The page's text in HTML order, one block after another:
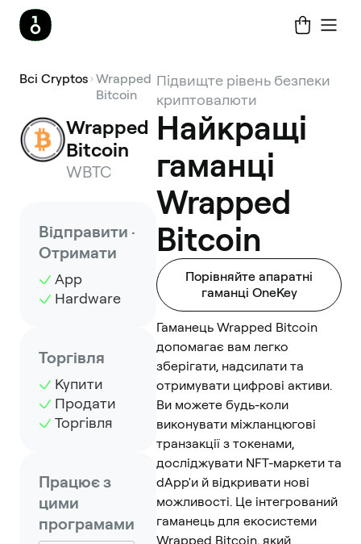
Всі Cryptos Wrapped
Bitcoin
Wrapped
Bitcoin
WBTC
Відправити ·
Отримати
App
Hardware
Торгівля
Купити
Продати
Торгівля
Працює з
цими
програмами
Підвищте рівень безпеки
криптовалюти
Найкращі
гаманці
Wrapped
Bitcoin
Порівняйте апаратні
гаманці OneKey
Гаманець Wrapped Bitcoin
допомагає вам легко
зберігати, надсилати та
отримувати цифрові активи.
Ви можете будь-коли
виконувати міжланцюгові
транзакції з токенами,
досліджувати NFT-маркети та
dApp'и й відкривати нові
можливості. Це інтегрований
гаманець для екосистеми
Wrapped Bitcoin, який